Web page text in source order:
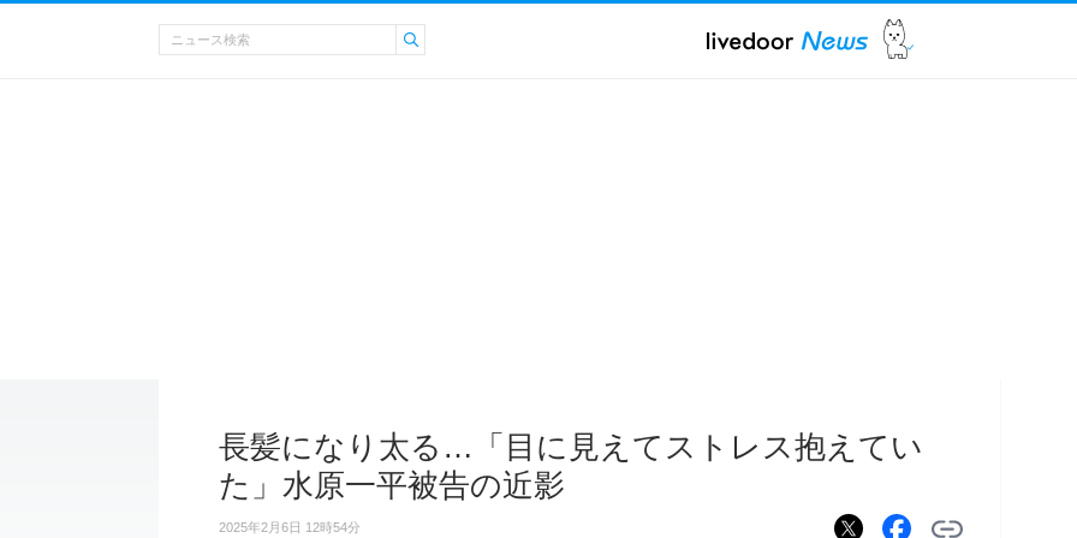
長髪になり太る…「目に見えてストレス抱えてい
た」水原一平被告の近影
2025年2月6日 12時54分